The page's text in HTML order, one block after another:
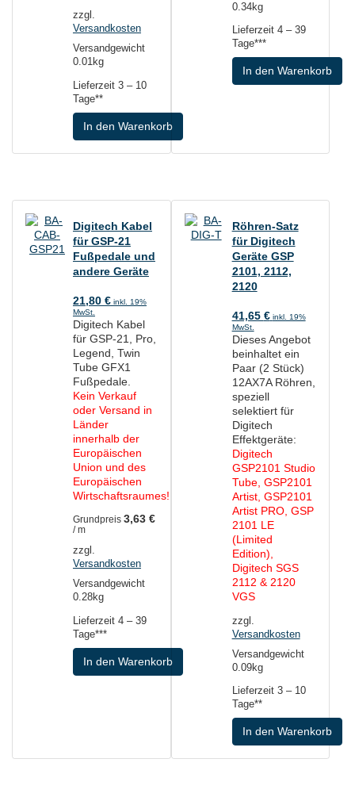
zzgl.
Versandkosten
Versandgewicht
0.01kg
Lieferzeit 3 – 10
Tage**
In den Warenkorb
0.34kg
Lieferzeit 4 – 39
Tage***
In den Warenkorb
Digitech Kabel
für GSP-21
Fußpedale und
andere Geräte
21,80 € inkl. 19%
MwSt.
Digitech Kabel
für GSP-21, Pro,
Legend, Twin
Tube GFX1
Fußpedale.
Kein Verkauf
oder Versand in
Länder
innerhalb der
Europäischen
Union und des
Europäischen
Wirtschaftsraumes!
Grundpreis 3,63 €
/m
zzgl.
Versandkosten
Versandgewicht
0.28kg
Lieferzeit 4 – 39
Tage***
In den Warenkorb
Röhren-Satz
für Digitech
Geräte GSP
2101, 2112,
2120
41,65 € inkl. 19%
MwSt.
Dieses Angebot
beinhaltet ein
Paar (2 Stück)
12AX7A Röhren,
speziell
selektiert für
Digitech
Effektgeräte:
Digitech
GSP2101 Studio
Tube, GSP2101
Artist, GSP2101
Artist PRO, GSP
2101 LE
(Limited
Edition),
Digitech SGS
2112 & 2120
VGS
zzgl.
Versandkosten
Versandgewicht
0.09kg
Lieferzeit 3 – 10
Tage**
In den Warenkorb